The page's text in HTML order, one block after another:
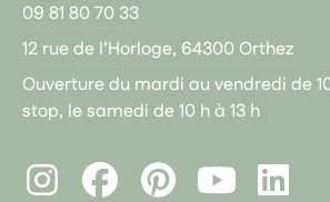
09 81 80 70 33
12 rue de l’Horloge, 64300 Orthez
Ouverture du mardi au vendredi de
stop, le samedi de 10 h à 13 h
InstagramFacebookPinterest